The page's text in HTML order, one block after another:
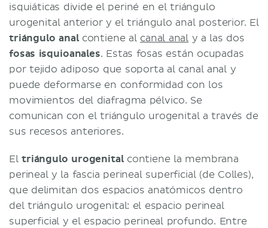
isquiáticas divide el periné en el triángulo
urogenital anterior y el triángulo anal posterior. El
triángulo analcontiene al canal anal y a las dos
fosas isquioanales. Estas fosas están ocupadas
por tejido adiposo que soporta al canal anal y
puede deformarse en conformidad con los
movimientos del diafragma pélvico. Se
comunican con el triángulo urogenital a través de
sus recesos anteriores.
Eltriángulo urogenitalcontiene la membrana
perineal y la fascia perineal superficial (de Colles),
que delimitan dos espacios anatómicos dentro
del triángulo urogenital: el espacio perineal
superficial y el espacio perineal profundo. Entre